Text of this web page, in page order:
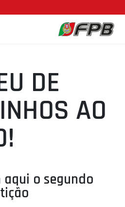
DE
AO
o segundo